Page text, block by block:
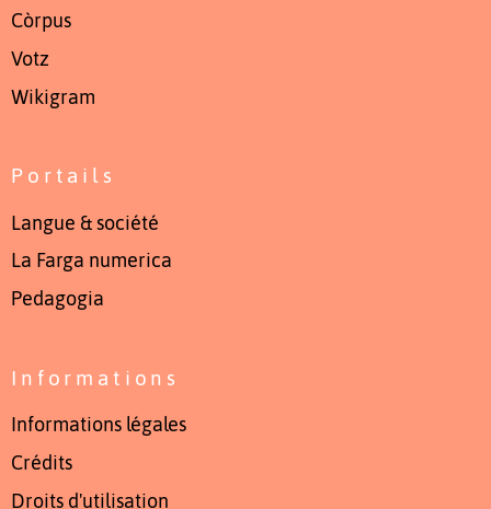
Còrpus
Votz
Wikigram
Portails
Langue & société
La Farga numerica
Pedagogia
Informations
Informations légales
Crédits
Droits d'utilisation